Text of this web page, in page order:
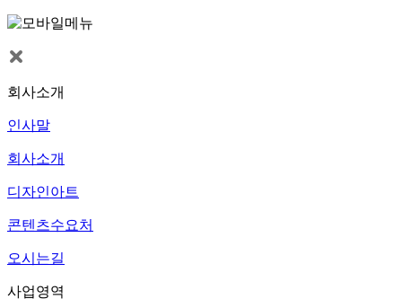
회사소개
인사말
회사소개
디자인아트
콘텐츠수요처
오시는길
사업영역